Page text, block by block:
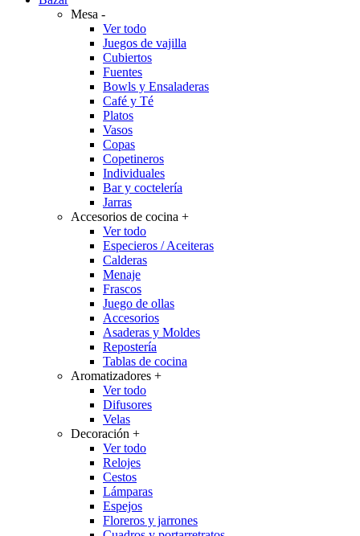
Mesa -
Ver todo
Juegos de vajilla
Cubiertos
Fuentes
Bowls y Ensaladeras
Café y Té
Platos
Vasos
Copas
Copetineros
Individuales
Bar y coctelería
Jarras
Accesorios de cocina +
Ver todo
Especieros / Aceiteras
Calderas
Menaje
Frascos
Juego de ollas
Accesorios
Asaderas y Moldes
Repostería
Tablas de cocina
Aromatizadores +
Ver todo
Difusores
Velas
Decoración +
Ver todo
Relojes
Cestos
Lámparas
Espejos
Floreros y jarrones